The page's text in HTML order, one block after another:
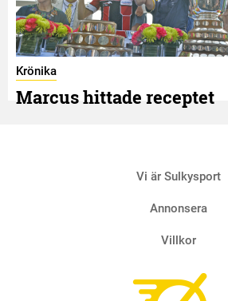
Krönika
Marcus hittade receptet
Vi är Sulkysport
Annonsera
Villkor